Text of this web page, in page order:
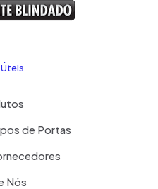
de Portas
Nós